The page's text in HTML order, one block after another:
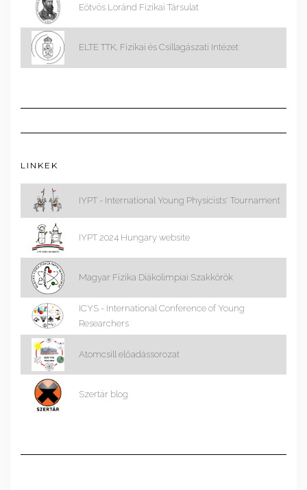
Eötvös Loránd Fizikai Társulat
ELTE TTK, Fizikai és Csillagászati Intézet
LINKEK
IYPT - International Young Physicists' Tournament
IYPT 2024 Hungary website
Magyar Fizika Diákolimpiai Szakkörök
ICYS - International Conference of Young
Researchers
Atomcsill előadássorozat
Szertár blog